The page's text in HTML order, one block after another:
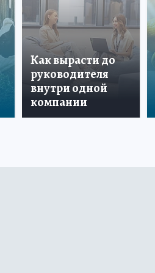
Как вырасти до
руководителя
внутри одной
компании